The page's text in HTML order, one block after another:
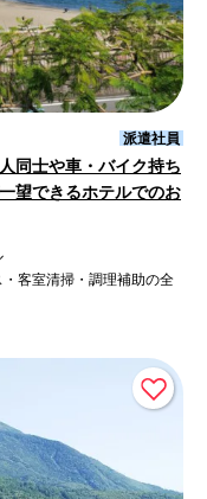
派遣社員
士や車・バイク持ち
望できるホテルでのお
客室清掃・調理補助の全